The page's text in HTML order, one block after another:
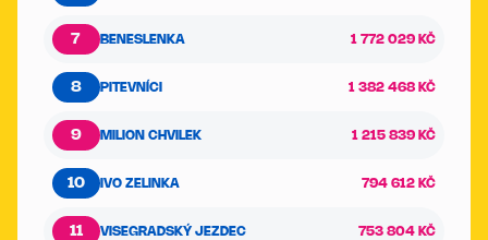
7 BENESLENKA 1 772 029 KČ
8 PITEVNÍCI 1 382 468 KČ
9 MILION CHVILEK 1 215 839 KČ
10 IVO ZELINKA 794 612 KČ
11 VISEGRADSKÝ JEZDEC 753 804 KČ